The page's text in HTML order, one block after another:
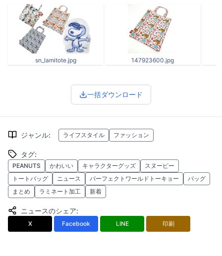
sn_lamitote.jpg 147923600.jpg
一括ダウンロード
ジャンル: ライフスタイル ファッション
タグ:
PEANUTS かわいい キャラクターグッズ
スヌーピー
トートバッグ
ニュース パーフェクトワールドトーキョー
バッグ
まとめ
ラミネート加工 新着
ニュースのシェア:
X Facebook LINE 印刷